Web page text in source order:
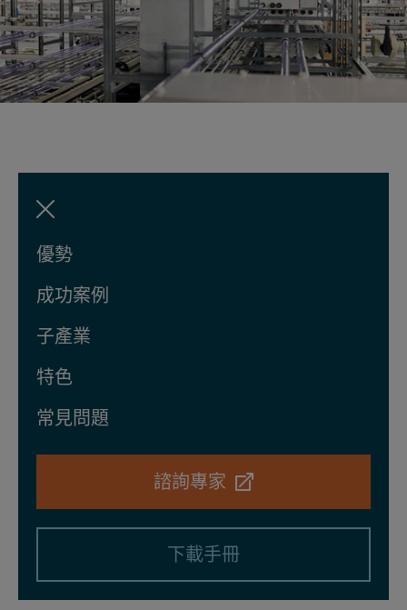
優勢
成功案例
子產業
特色
常見問題
諮詢專家
下載手冊